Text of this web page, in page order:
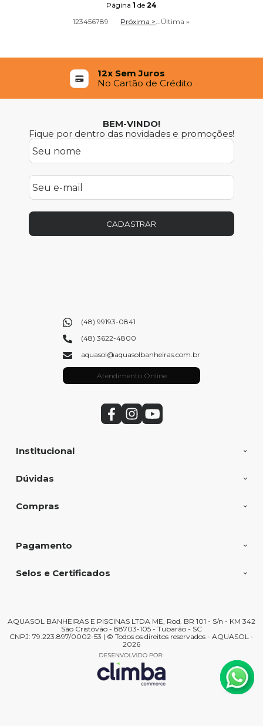
Página 1 de 24
123456789 Próxima >...Última »
12x Sem Juros
No Cartão de Crédito
BEM-VINDO!
Fique por dentro das novidades e promoções!
CADASTRAR
Institucional
Dúvidas
Compras
(48) 99193-0841
(48) 3622-4800
aquasol@aquasolbanheiras.com.br
Atendimento Online
Pagamento
Selos e Certificados
AQUASOL BANHEIRAS E PISCINAS LTDA ME, Rod. BR 101 - S/n - KM 342
São Cristóvão - 88703-105 - Tubarão - SC
CNPJ: 79.223.897/0002-53 | © Todos os direitos reservados - AQUASOL -
2026